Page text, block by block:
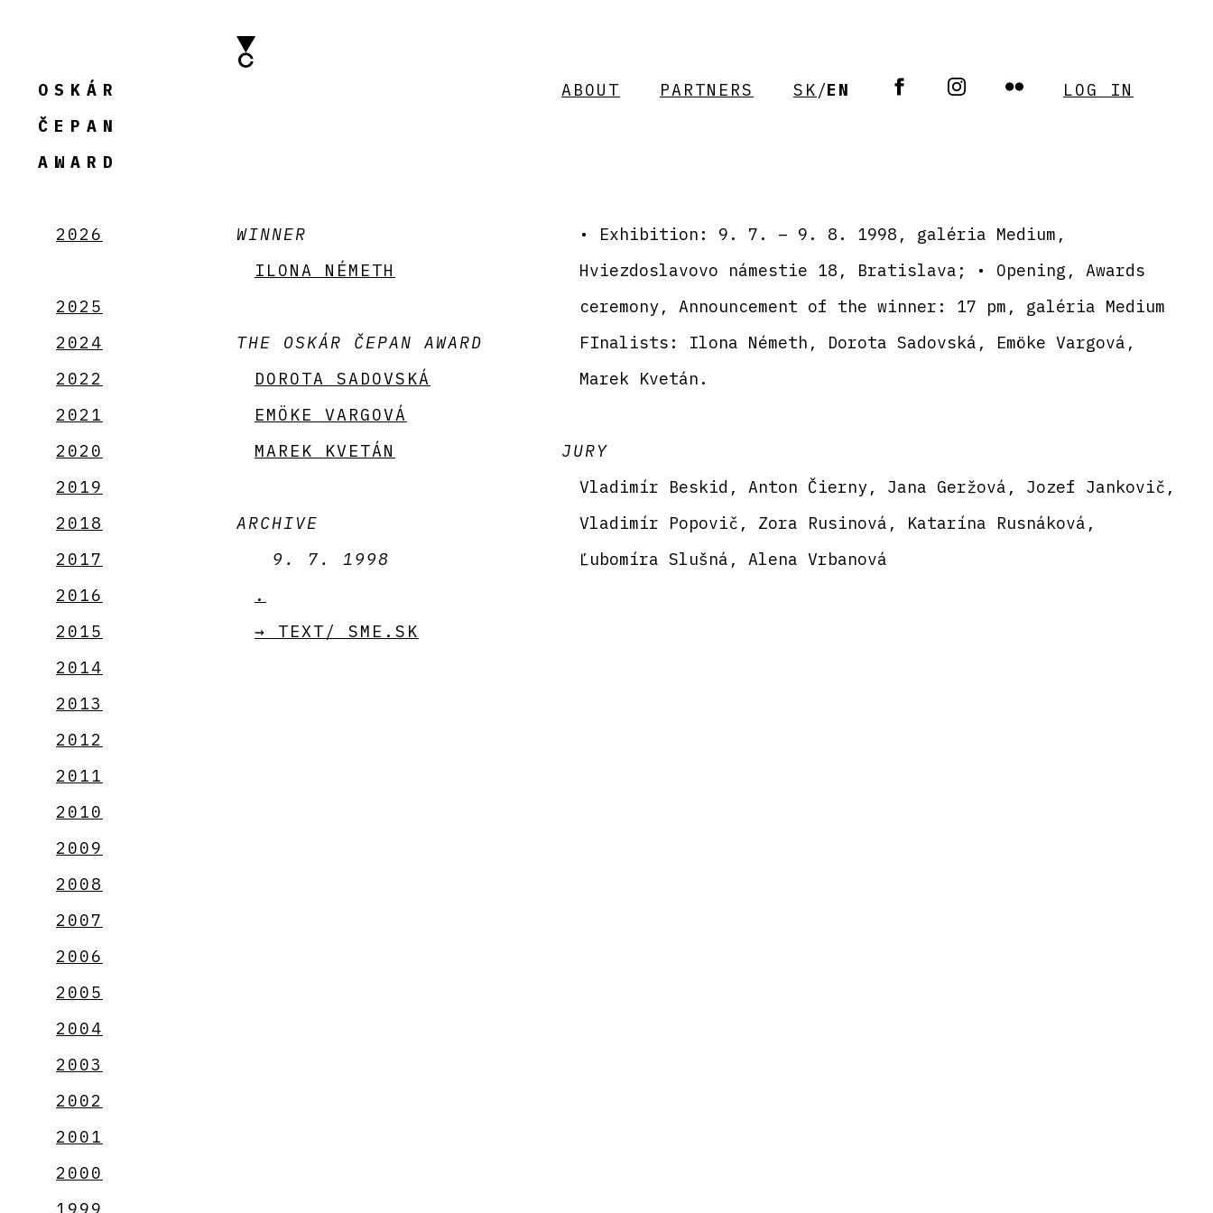
OSKÁR
ČEPAN
AWARD
ABOUT PARTNERS SK/EN LOG IN
2026
2025
2024
2022
2021
2020
2019
2018
2017
2016
2015
2014
2013
2012
2011
2010
2009
2008
2007
2006
2005
2004
2003
2002
2001
2000
WINNER
ILONA NÉMETH
THE OSKÁR ČEPAN AWARD
DOROTA SADOVSKÁ
EMÖKE VARGOVÁ
MAREK KVETÁN
ARCHIVE
9. 7. 1998
.
→ TEXT/ SME.SK
• Exhibition: 9. 7. – 9. 8. 1998, galéria Medium,
Hviezdoslavovo námestie 18, Bratislava; • Opening, Awards
ceremony, Announcement of the winner: 17 pm, galéria Medium
FInalists: Ilona Németh, Dorota Sadovská, Emöke Vargová,
Marek Kvetán.
JURY
Vladimír Beskid, Anton Čierny, Jana Geržová, Jozef Jankovič,
Vladimír Popovič, Zora Rusinová, Katarína Rusnáková,
Ľubomíra Slušná, Alena Vrbanová